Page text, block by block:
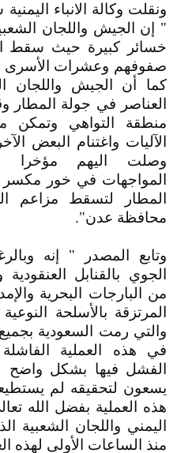
ونقلت وكالة الانباء
" إن الجيش واللجان
خسائر كبيرة حيث سقط
صفوفهم وعشرات اﻷسرى
كما أن الجيش واللجان
العناصر في جولة المطار
منطقة التواهي وتمكن
اﻵليات واغتنام البعض
وصلت اليهم مؤخرا
المواجهات في خور
المطار لتسقط مزاعم
محافظة عدن".
وتابع المصدر " إنه
الجوي بالقنابل
من البارجات البحرية
المرتزقة باﻷسلحة
والتي رمت السعودية
في هذه العملية
الفشل فيها بشكل واضح
يسعون لتحقيقه لم
هذه العملية بفضل الله
اليمني واللجان الشعبية
منذ الساعات اﻷولى لهذه